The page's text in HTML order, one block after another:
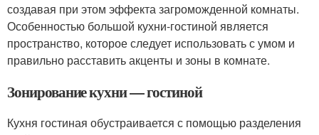
создавая при этом эффекта загроможденной комнаты.
Особенностью большой кухни-гостиной является
пространство, которое следует использовать с умом и
правильно расставить акценты и зоны в комнате.
Зонирование кухни — гостиной
Кухня гостиная обустраивается с помощью разделения